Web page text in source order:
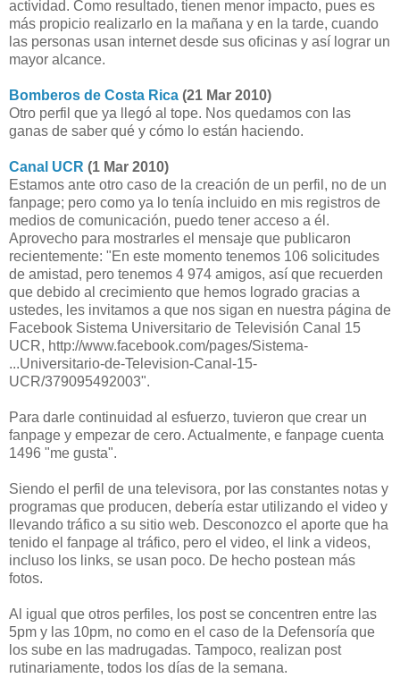
actividad. Como resultado, tienen menor impacto, pues es
más propicio realizarlo en la mañana y en la tarde, cuando
las personas usan internet desde sus oficinas y así lograr un
mayor alcance.
Bomberos de Costa Rica (21 Mar 2010)
Otro perfil que ya llegó al tope. Nos quedamos con las
ganas de saber qué y cómo lo están haciendo.
Canal UCR (1 Mar 2010)
Estamos ante otro caso de la creación de un perfil, no de un
fanpage; pero como ya lo tenía incluido en mis registros de
medios de comunicación, puedo tener acceso a él.
Aprovecho para mostrarles el mensaje que publicaron
recientemente: "En este momento tenemos 106 solicitudes
de amistad, pero tenemos 4 974 amigos, así que recuerden
que debido al crecimiento que hemos logrado gracias a
ustedes, les invitamos a que nos sigan en nuestra página de
Facebook Sistema Universitario de Televisión Canal 15
UCR, http://www.facebook.com/pages/Sistema-
...Universitario-de-Television-Canal-15-
UCR/379095492003".
Para darle continuidad al esfuerzo, tuvieron que crear un
fanpage y empezar de cero. Actualmente, e fanpage cuenta
1496 "me gusta".
Siendo el perfil de una televisora, por las constantes notas y
programas que producen, debería estar utilizando el video y
llevando tráfico a su sitio web. Desconozco el aporte que ha
tenido el fanpage al tráfico, pero el video, el link a videos,
incluso los links, se usan poco. De hecho postean más
fotos.
Al igual que otros perfiles, los post se concentren entre las
5pm y las 10pm, no como en el caso de la Defensoría que
los sube en las madrugadas. Tampoco, realizan post
rutinariamente, todos los días de la semana.